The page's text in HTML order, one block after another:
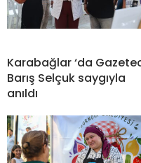
Karabağlar ‘da
Barış Selçuk saygıyla
anıldı